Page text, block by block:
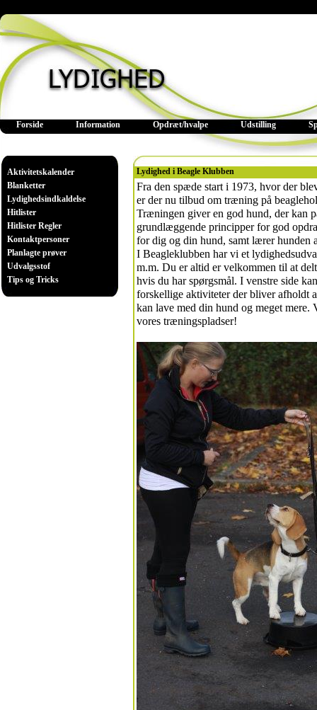
Forside Information Opdræt/hvalpe Udstilling
Aktivitetskalender
Blanketter
Lydighedsindkaldelse
Hitlister
Hitlister Regler
Kontaktpersoner
Planlagte prøver
Udvalgsstof
Tips og Tricks
Lydighed i Beagle Klubben
Fra den spæde start i 1973, hvor der
er der nu tilbud om træning på
Træningen giver en god hund, der kan
grundlæggende principper for god
for dig og din hund, samt lærer hunden
I Beagleklubben har vi et
m.m. Du er altid er velkommen til at
hvis du har spørgsmål. I venstre side
forskellige aktiviteter der bliver afholdt
kan lave med din hund og meget
vores træningspladser!